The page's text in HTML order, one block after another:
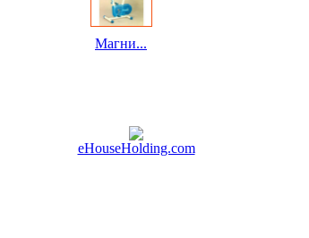
Магни...
eHouseHolding.com